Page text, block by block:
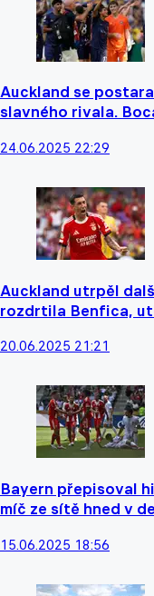
Auckland se
slavného rivala.
24.06.2025 22:29
Auckland utrpěl
rozdrtila Benfica,
20.06.2025 21:21
Bayern přepisoval
míč ze sítě hned v
15.06.2025 18:56